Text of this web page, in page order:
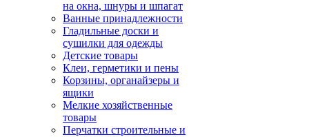
на окна, шнуры и шпагат
Ванные принадлежности
Гладильные доски и
сушилки для одежды
Детские товары
Клеи, герметики и пены
Корзины, органайзеры и
ящики
Мелкие хозяйственные
товары
Перчатки строительные и